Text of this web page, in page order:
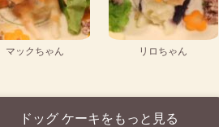
マックちゃん リロちゃん
ドッグ ケーキをもっと見る